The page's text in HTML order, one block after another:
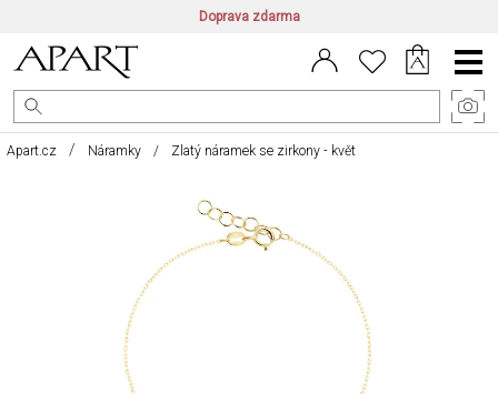
Doprava zdarma
CZ/CZK | EN/EUR PL/PLN
Main
Menu
Apart.cz Náramky Zlatý náramek se zirkony - květ